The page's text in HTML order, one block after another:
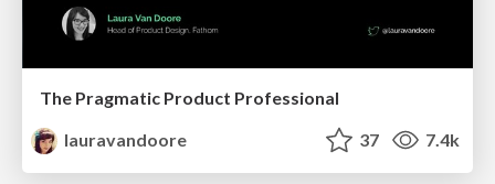
The Pragmatic Product Professional
lauravandoore
37 7.4k